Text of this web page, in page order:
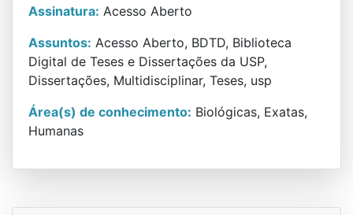
Assinatura: Acesso Aberto
Assuntos: Acesso Aberto, BDTD, Biblioteca
Digital de Teses e Dissertações da USP,
Dissertações, Multidisciplinar, Teses, usp
Área(s) de conhecimento: Biológicas, Exatas,
Humanas